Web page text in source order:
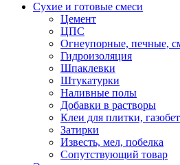
Сухие и готовые смеси
Цемент
ЦПС
Огнеупорные, печные,
Гидроизоляция
Шпаклевки
Штукатурки
Наливные полы
Добавки в растворы
Клеи для плитки,
Затирки
Известь, мел, побелка
Сопутствующий товар